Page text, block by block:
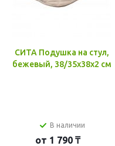
СИТА Подушка на стул,
бежевый, 38/35x38x2 см
В наличии
от 1 790 ₸